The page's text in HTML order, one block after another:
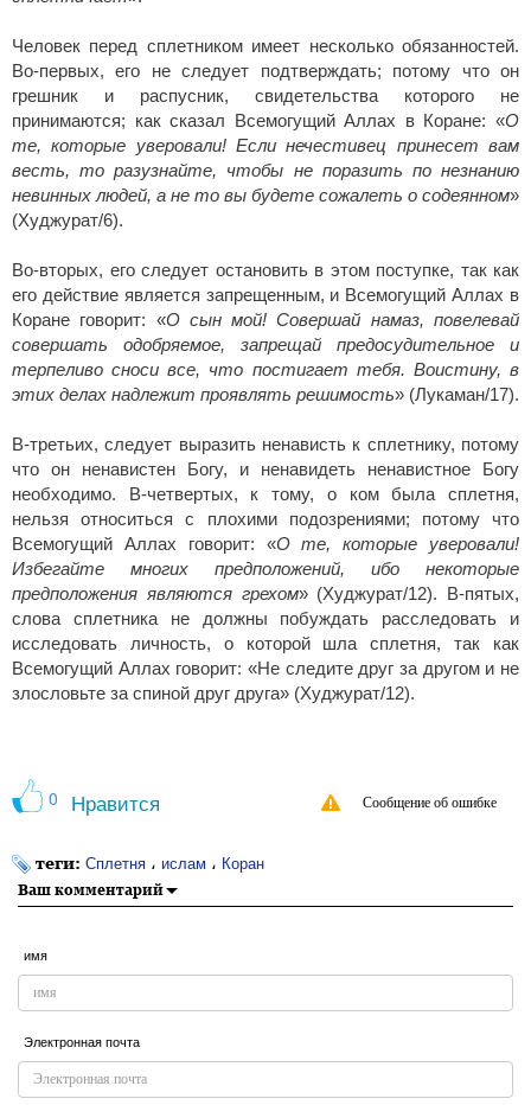
Человек перед сплетником имеет несколько обязанностей.
Во-первых, его не следует подтверждать; потому что он
грешник и распусник, свидетельства которого не
принимаются; как сказал Всемогущий Аллах в Коране: «О
те, которые уверовали! Если нечестивец принесет вам
весть, то разузнайте, чтобы не поразить по незнанию
невинных людей, а не то вы будете сожалеть о содеянном»
(Худжурат/6).
Во-вторых, его следует остановить в этом поступке, так как
его действие является запрещенным, и Всемогущий Аллах в
Коране говорит: «О сын мой! Совершай намаз, повелевай
совершать одобряемое, запрещай предосудительное и
терпеливо сноси все, что постигает тебя. Воистину, в
этих делах надлежит проявлять решимость» (Лукаман/17).
В-третьих, следует выразить ненависть к сплетнику, потому
что он ненавистен Богу, и ненавидеть ненавистное Богу
необходимо. В-четвертых, к тому, о ком была сплетня,
нельзя относиться с плохими подозрениями; потому что
Всемогущий Аллах говорит: «О те, которые уверовали!
Избегайте многих предположений, ибо некоторые
предположения являются грехом» (Худжурат/12). В-пятых,
слова сплетника не должны побуждать расследовать и
исследовать личность, о которой шла сплетня, так как
Всемогущий Аллах говорит: «Не следите друг за другом и не
злословьте за спиной друг друга» (Худжурат/12).
0 Нравится Сообщение об ошибке
теги: Сплетня ، ислам ، Коран
Ваш комментарий
имя
Электронная почта